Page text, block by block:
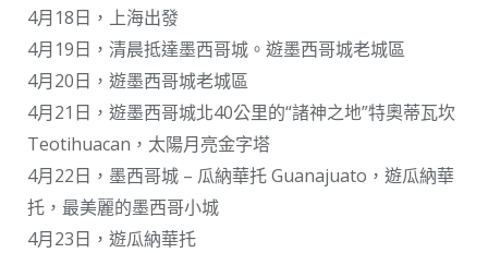
4月18日，上海出發
4月19日，清晨抵達墨西哥城。遊墨西哥城老城區
4月20日，遊墨西哥城老城區
4月21日，遊墨西哥城北40公里的“諸神之地”特奧蒂瓦坎
Teotihuacan，太陽月亮金字塔
4月22日，墨西哥城 – 瓜納華托 Guanajuato，遊瓜納華
托，最美麗的墨西哥小城
4月23日，遊瓜納華托